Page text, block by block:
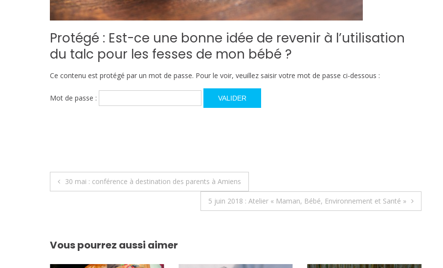
Protégé : Est-ce une bonne idée de revenir à l’utilisation
du talc pour les fesses de mon bébé ?
Ce contenu est protégé par un mot de passe. Pour le voir, veuillez saisir votre mot de passe ci-dessous :
Mot de passe :
Navigation
30 mai : conférence à destination des parents à Amiens
5 juin 2018 : Atelier « Maman, Bébé, Environnement et Santé »
Vous pourrez aussi aimer